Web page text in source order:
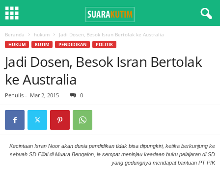
Beranda hukum Jadi Dosen, Besok Isran Bertolak ke Australia
HUKUM KUTIM PENDIDIKAN POLITIK
Jadi Dosen, Besok Isran Bertolak
ke Australia
Penulis - Mar 2, 2015 0
Kecintaan Isran Noor akan dunia pendidikan tidak bisa dipungkiri, ketika berkunjung ke
sebuah SD Filial di Muara Bengalon, ia sempat meninjau keadaan buku pelajaran di SD
yang gedungnya mendapat bantuan PT PIK